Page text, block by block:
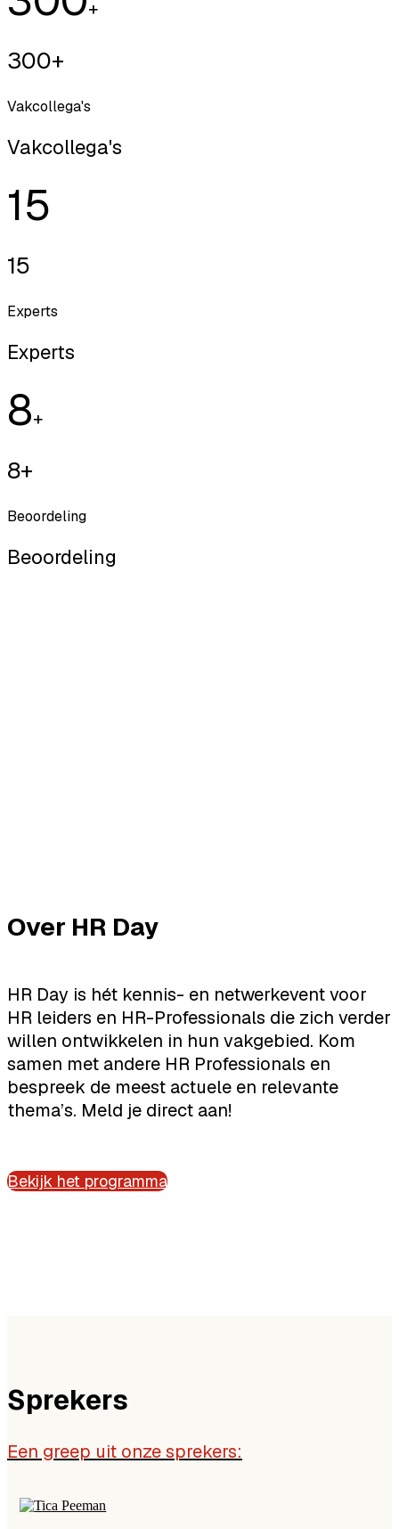
+
300+
Vakcollega's
Vakcollega's
15
15
Experts
Experts
8+
8+
Beoordeling
Beoordeling
Over HR Day
HR Day is hét kennis- en netwerkevent voor
HR leiders en HR-Professionals die zich verder
willen ontwikkelen in hun vakgebied. Kom
samen met andere HR Professionals en
bespreek de meest actuele en relevante
thema’s. Meld je direct aan!
Bekijk het programma
Sprekers
Een greep uit onze sprekers: